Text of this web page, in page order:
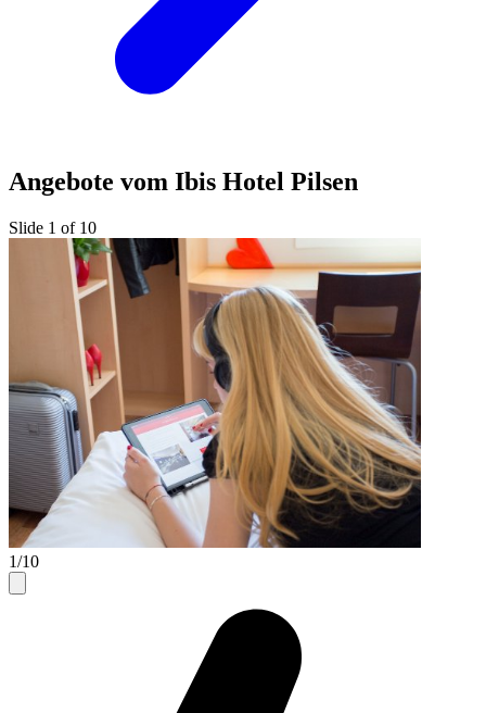
Angebote vom Ibis Hotel Pilsen
Slide 1 of 10
1/10